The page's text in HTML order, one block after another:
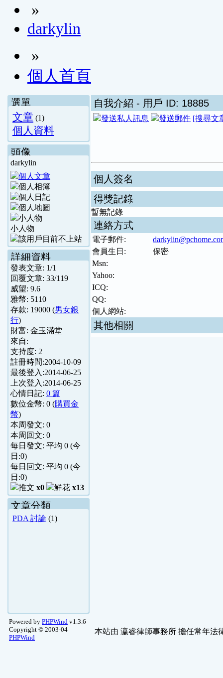
»
darkylin
»
個人首頁
選單
文章 (1)
個人資料
頭像
darkylin
小人物
詳細資料
發表文章: 1/1
回覆文章: 33/119
威望: 9.6
雅幣: 5110
存款: 19000 (男女銀
行)
財富: 金玉滿堂
來自:
支持度: 2
註冊時間:2004-10-09
最後登入:2014-06-25
上次登入:2014-06-25
心情日記: 0 篇
數位金幣: 0 (購買金
幣)
本周發文: 0
本周回文: 0
每日發文: 平均 0 (今
日:0)
每日回文: 平均 0 (今
日:0)
x0
x13
文章分類
PDA 討論 (1)
自我介紹 - 用戶 ID: 18885
[搜尋文
個人簽名
得獎記錄
暫無記錄
連絡方式
電子郵件:
會員生日:
保密
Msn:
Yahoo:
ICQ:
QQ:
個人網站:
其他相關
Powered by PHPWind v1.3.6
Copyright © 2003-04
PHPWind
本站由 瀛睿律師事務所 擔任常年法